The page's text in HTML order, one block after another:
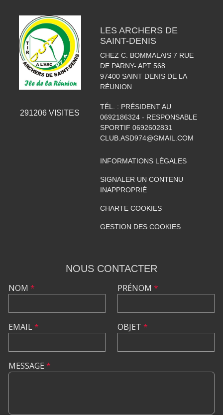
291206 VISITES
LES ARCHERS DE
SAINT-DENIS
CHEZ C. BOMMALAIS 7 RUE
DE PARNY- APT 568
97400 SAINT DENIS DE LA
RÉUNION
TÉL. : PRÉSIDENT AU
0692186324 - RESPONSABLE
SPORTIF 0692602831
CLUB.ASD974@GMAIL.COM
INFORMATIONS LÉGALES
SIGNALER UN CONTENU
INAPPROPRIÉ
CHARTE COOKIES
GESTION DES COOKIES
NOUS CONTACTER
NOM *
EMAIL*
PRÉNOM *
OBJET *
MESSAGE *